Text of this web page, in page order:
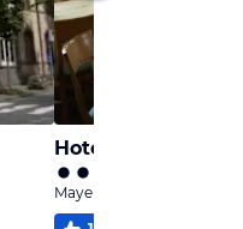
Hotel Maifelder
Mayen, Rheinland-Pfalz